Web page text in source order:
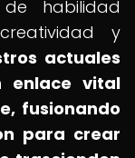
habilidad
y
actuales
enlace vital
fusionando
para crear